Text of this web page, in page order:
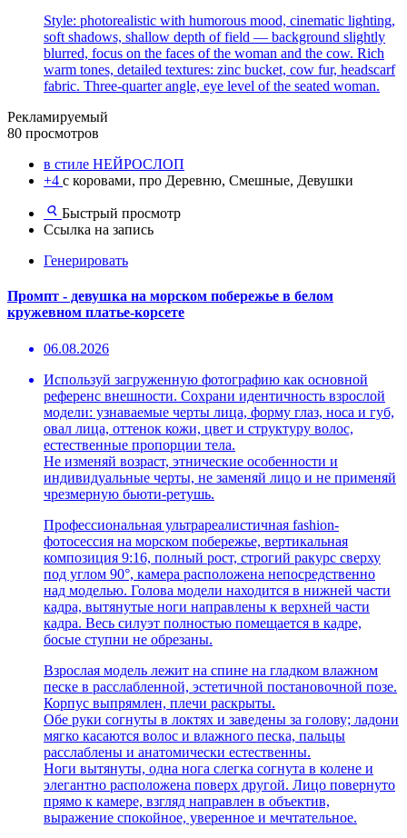
Style: photorealistic with humorous mood, cinematic lighting,
soft shadows, shallow depth of field — background slightly
blurred, focus on the faces of the woman and the cow. Rich
warm tones, detailed textures: zinc bucket, cow fur, headscarf
fabric. Three-quarter angle, eye level of the seated woman.
Рекламируемый
80 просмотров
в стиле НЕЙРОСЛОП
+4 с коровами, про Деревню, Смешные, Девушки
Быстрый просмотр
Ссылка на запись
Генерировать
Промпт - девушка на морском побережье в белом
кружевном платье-корсете
06.08.2026
Используй загруженную фотографию как основной
референс внешности. Сохрани идентичность взрослой
модели: узнаваемые черты лица, форму глаз, носа и губ,
овал лица, оттенок кожи, цвет и структуру волос,
естественные пропорции тела.
Не изменяй возраст, этнические особенности и
индивидуальные черты, не заменяй лицо и не применяй
чрезмерную бьюти-ретушь.
Профессиональная ультрареалистичная fashion-
фотосессия на морском побережье, вертикальная
композиция 9:16, полный рост, строгий ракурс сверху
под углом 90°, камера расположена непосредственно
над моделью. Голова модели находится в нижней части
кадра, вытянутые ноги направлены к верхней части
кадра. Весь силуэт полностью помещается в кадре,
босые ступни не обрезаны.
Взрослая модель лежит на спине на гладком влажном
песке в расслабленной, эстетичной постановочной позе.
Корпус выпрямлен, плечи раскрыты.
Обе руки согнуты в локтях и заведены за голову; ладони
мягко касаются волос и влажного песка, пальцы
расслаблены и анатомически естественны.
Ноги вытянуты, одна нога слегка согнута в колене и
элегантно расположена поверх другой. Лицо повернуто
прямо к камере, взгляд направлен в объектив,
выражение спокойное, уверенное и мечтательное.